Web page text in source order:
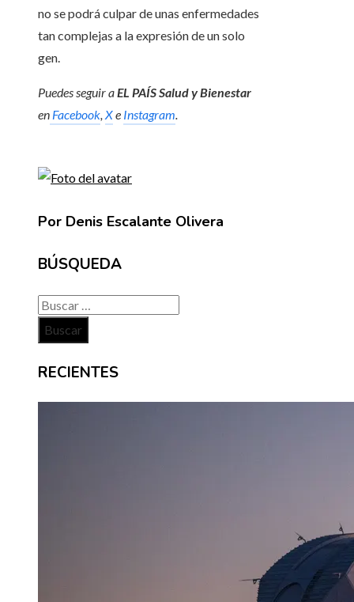
no se podrá culpar de unas enfermedades
tan complejas a la expresión de un solo
gen.
Puedes seguir aEL PAÍS Salud y Bienestar
en Facebook, Xe Instagram.
Por Denis Escalante Olivera
BÚSQUEDA
Buscar:
RECIENTES